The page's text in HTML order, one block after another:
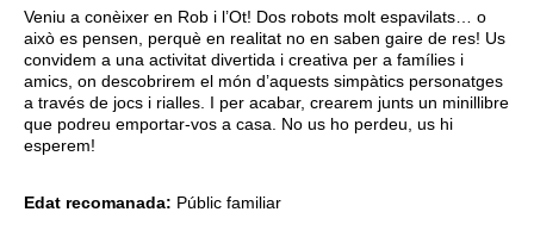
Veniu a conèixer en Rob i l’Ot! Dos robots molt espavilats… o
això es pensen, perquè en realitat no en saben gaire de res! Us
convidem a una activitat divertida i creativa per a famílies i
amics, on descobrirem el món d’aquests simpàtics personatges
a través de jocs i rialles. I per acabar, crearem junts un minillibre
que podreu emportar-vos a casa. No us ho perdeu, us hi
esperem!
Edat recomanada: Públic familiar